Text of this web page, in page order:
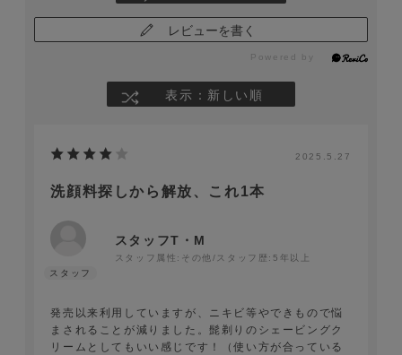
レビューを書く
表示：新しい順
2025.5.27
洗顔料探しから解放、これ1本
スタッフT・M
スタッフ属性:その他/スタッフ歴:5年以上
発売以来利用していますが、ニキビ等やできもので悩
まされることが減りました。髭剃りのシェービングク
リームとしてもいい感じです！（使い方が合っている